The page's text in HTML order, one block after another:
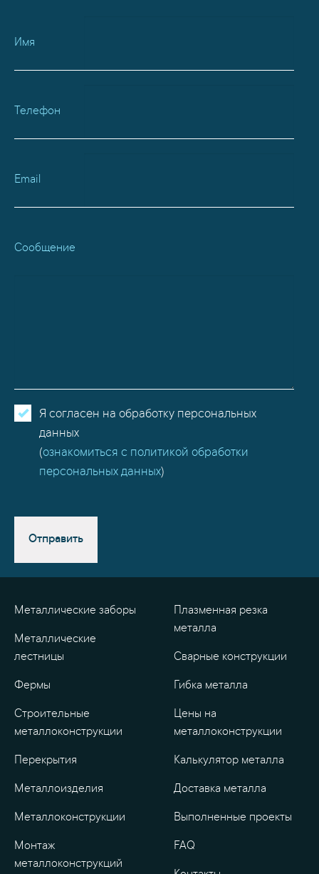
Имя
Телефон
Email
Сообщение
Я согласен на обработку персональных
данных
(ознакомиться с политикой обработки
персональных данных)
Отправить
Металлические заборы
Металлические
лестницы
Фермы
Строительные
металлоконструкции
Перекрытия
Металлоизделия
Металлоконструкции
Монтаж
металлоконструкций
Плазменная резка
металла
Сварные конструкции
Гибка металла
Цены на
металлоконструкции
Калькулятор металла
Доставка металла
Выполненные проекты
FAQ